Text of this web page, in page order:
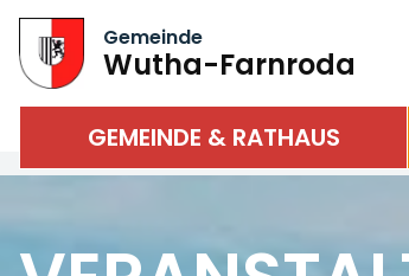
Gemeinde
Wutha-Farnroda
GEMEINDE & RATHAUS